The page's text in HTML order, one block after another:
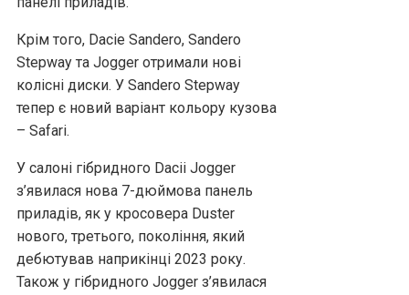
Крім того, Dacie Sandero, Sandero
Stepway та Jogger отримали нові
колісні диски. У Sandero Stepway
тепер є новий варіант кольору кузова
– Safari.
У салоні гібридного Dacii Jogger
з’явилася нова 7-дюймова панель
приладів, як у кросовера Duster
нового, третього, покоління, який
дебютував наприкінці 2023 року.
Також у гібридного Jogger з’явилася